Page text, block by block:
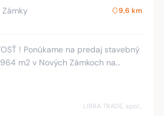
Zámky 9,6 km
! Ponúkame na predaj stavebný
m2 v Nových Zámkoch na
je priestranný, dostatočne široký,
LIBRA TRADE, spol.s.r.o.